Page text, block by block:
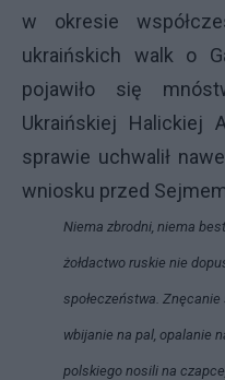
w okresie
ukraińskich walk o
pojawiło się
Ukraińskiej Halickiej
sprawie uchwalił
wniosku przed
Niema zbrodni, niema
żołdactwo ruskie nie
społeczeństwa. Znęcanie
wbijanie na pal, opalanie
polskiego nosili na